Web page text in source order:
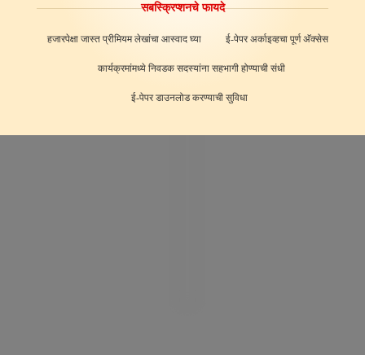
सबस्क्रिप्शनचे फायदे
हजारपेक्षा जास्त प्रीमियम लेखांचा आस्वाद घ्या ई-पेपर अर्काइव्हचा पूर्ण अ‍ॅक्सेस
कार्यक्रमांमध्ये निवडक सदस्यांना सहभागी होण्याची संधी
ई-पेपर डाउनलोड करण्याची सुविधा